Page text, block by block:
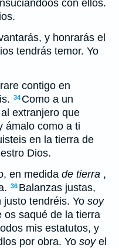
con ellos.
y honrarás el
tendrás temor. Yo
contigo en
34 Como a un
extranjero que
ámalo como a ti
en la tierra de
Dios.
en medida de tierra ,
36 Balanzas justas,
tendréis. Yo soy
os saqué de la tierra
mis estatutos, y
por obra. Yo soyel